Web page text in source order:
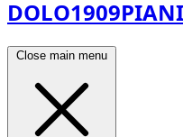
Close main menu